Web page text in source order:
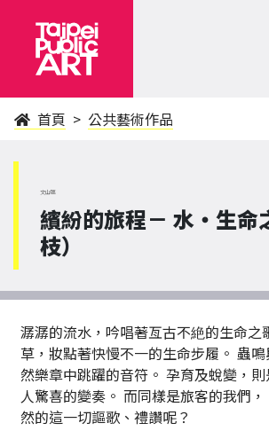
首頁 公共藝術作品
文山區
繽紛的旅程－ 水‧生命
枝）
潺潺的流水，吟唱著亙古不絶的生命之
草，妝點著快慢不一的生命步履。 蟲
然樂章中跳躍的音符。 孕育及蛻變，
人驚喜的變奏。 而同樣是旅客的我們
然的這一切謳歌、禮讚呢？